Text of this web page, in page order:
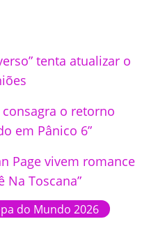
tenta atualizar o
o retorno
em Pânico 6”
Page vivem romance
Na Toscana”
do Mundo 2026